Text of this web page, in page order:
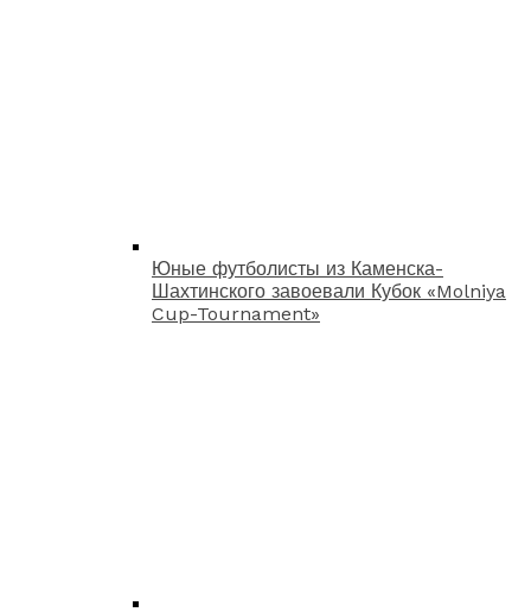
Юные футболисты из Каменска-
Шахтинского завоевали Кубок «Molniya
Cup-Tournament»